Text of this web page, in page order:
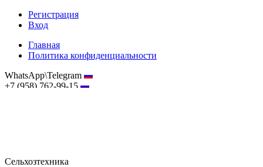
Регистрация
Вход
Главная
Политика конфиденциальности
WhatsApp\Telegram
+7 (958) 762-99-15
Сельхозтехника